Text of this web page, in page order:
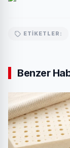
ETIKETLER:
Benzer